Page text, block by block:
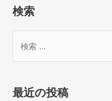
検索
象
最近の投稿